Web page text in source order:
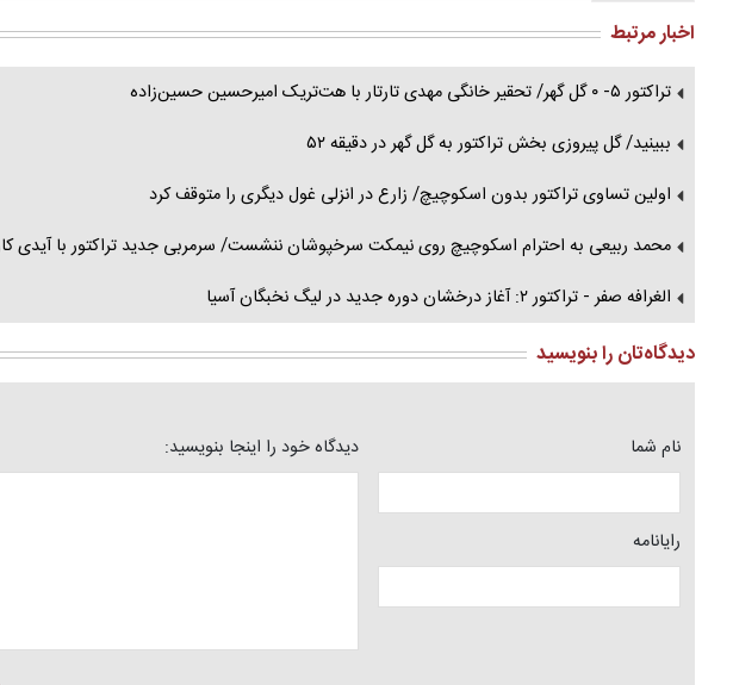
اخبار مرتبط
تراکتور ۵- ۰ گل گهر/ تحقیر خانگی مهدی تارتار با هت‌تریک امیرحسین حسین‌زاده
ببینید/ گل پیروزی بخش تراکتور به گل گهر در دقیقه ۵۲
اولین تساوی تراکتور بدون اسکوچیچ/ زارع در انزلی غول دیگری را متوقف کرد
محمد ربیعی به احترام اسکوچیچ روی نیمکت سرخپوشان ننشست/ سرمربی جدید تراکتور با
الغرافه صفر - تراکتور ۲: آغاز درخشان دوره جدید در لیگ نخبگان آسیا
دیدگاه‌تان را بنویسید
نام شما
رایانامه
دیدگاه خود را اینجا بنویسید: